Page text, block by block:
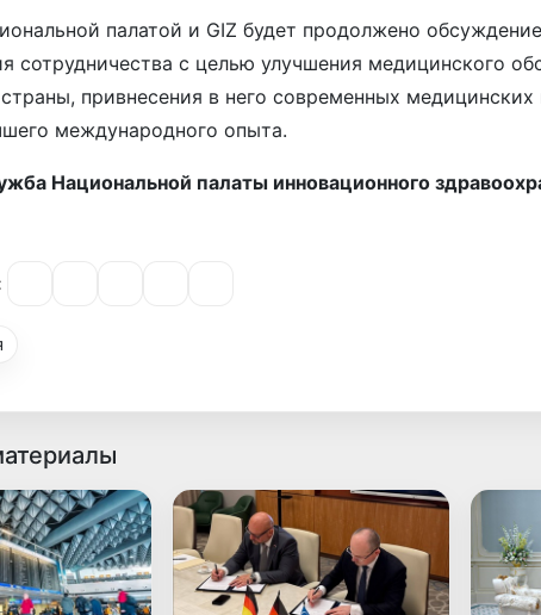
палатой и GIZ будет продолжено
сотрудничества с целью улучшения медицинского
привнесения в него современных медицинских
международного опыта.
Национальной палаты инновационного